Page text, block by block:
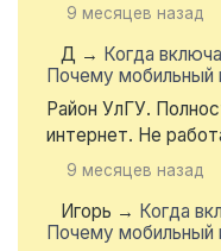
9 месяцев назад
Д → Когда
Почему мобильный
Район УлГУ.
интернет. Не
9 месяцев назад
Игорь → Когда
Почему мобильный